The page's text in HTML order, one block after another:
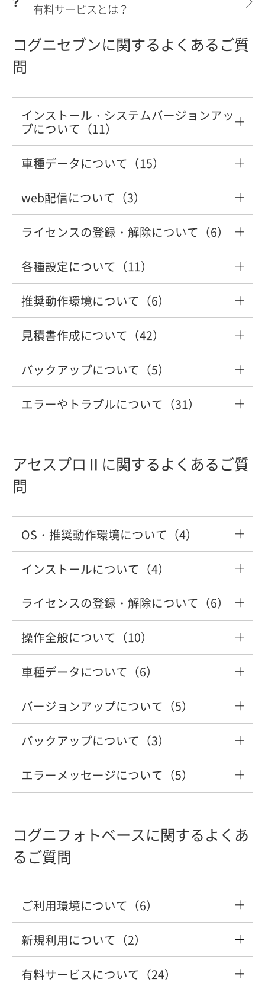
有料サービスとは？
コグニセブンに関するよくあるご質
問
インストール・システムバージョンアッ
プについて（11）
複数のパソコンで利用したい
「ライセンス認証システムが起動中で
す」「コグニセブン・アセスプロⅡをご
使用中の場合は～」のエラーが表示され
る
「ライセンス認証システム」のバージョ
ンアップ手順を教えてください
コグニセブンまたはアセスプロⅡのアン
インストール方法を教えてください
方法を教えてください
いですか？（コグニセブン）
「コグニセブン」のバージョンアップ手
バージョンアップ確認メッセージが表示
されない
システムの自動バージョンアップができ
ません。手動で行うことはできますか？
インストールされているシステムのバー
ジョンを調べる方法はありますか？
教えてください。
車種データについて（15）
「ご利用の車種データには該当の車種が
収録されておりません」のエラーが表示
される
車種データコピー（DVD）が終わらない
DVDは何月に発送されますか？
Web配信で車種データ更新後にDVDが届
いたがどうすればよいですか？
りません」と表示される
車種データが存在しません」と表示され
る
見積を開く際に「車種データの有効期限
が切れています」と表示されてしまう
パソコンを買い替えます。どうしたら良
いですか？（コグニセブン）
車種データ更新中に「フォルダのコピー
に失敗しました」が表示される
新しい車種データをインターネットから
ダウンロードすることはできますか？
車種の訂正データをインターネットから
ダウンロードすることはできますか？
DVDから車種データをコピーする方法を
車種データコピー後にどのような作業が
web配信について（3）
「配信中の差分データはありません」
「配信中の訂正データはありません」と
表示される
新しい車種データをインターネットから
ダウンロードすることはできますか？
(web配信)
車種の訂正データをインターネットから
ダウンロードすることはできますか？
ライセンスの登録・解除について（6）
複数のパソコンで利用したい
ライセンス認証システムを上書きインス
トールしたい
パソコンを買い替えます。どうしたら良
いですか？（コグニセブン）
件がありますか？
い（ライセンスの解除方法）
ライセンスの登録方法を教えてください
（Web登録）
各種設定について（11）
見積書が横向きで印刷されてしまう
会社名や住所等が変わります。どうすれ
ば良いですか？
他のソフト（自動車整備業ソフト等）と
コグニセブンからコグニフォトベースへ
FAINESに連携する機能はありますか？
パソコンを買い替えます。どうしたら良
いですか？（コグニセブン）
コグニセブンにコグニビジョンからのお
知らせを表示させたい
「コグニセブン」の画面サイズを変更す
る方法を教えてください。
変更した材料代割合を、初期値に戻す方
法を教えてください。
コグニセブンで使用するプリンタの設定
はどこで行いますか？
自社情報の変更と、見積書への反映方法
を教えてください
推奨動作環境について（6）
WindowsOSのサポート終了後は利用でき
なくなりますか？
「コグニセブン」には、顧客管理や売上
管理の機能はありますか？
タブレットでコグニセブンを利用できま
パソコンを買い替えます。どうしたら良
いですか？（コグニセブン）
「コグニセブン」の動作環境について教
えてください。
社内ネットワークを構築しているのです
が、ネットワークの環境でも「コグニセ
ブン」は使用できるのですか？
見積書作成について（42）
「費用」に常に表示する項目を追加した
い
カラークリヤ塗装の計上方法について知
りたい
「適格請求書等保存方式（インボイス制
度）」の登録番号などの反映方法につい
て
運転支援システム再設定・調整指数が収
録されている車種を調べたい
運転支援システム再設定・調整指数に関
するQ&A
運転支援システム再設定・調整作業の工
指数ヘルプ（車種別）を見たい
指数テーブルマニュアルを見たい
帳票のタイトルを変更する方法を教えて
ください
バックアップについて（5）
パソコンを買い替えます。どうしたら良
いですか？（コグニセブン）
バックアップした見積の取り込み方法を
顧客情報や自社情報などの「登録情報」
をバックアップする方法と、バックアッ
プしたデータの取り込み方法を教えてく
ださい。
見積ファイルの保存先はどこで確認でき
アップ方法を教えてください
エラーやトラブルについて（31）
収録されておりません」のエラーが表示
部がブロックされています」と表示され
車種データコピー（DVD）が終わらない
が入力できます」のエラーが表示される
見積書が横向きで印刷されてしまう
「List Index out of Bounds」と表示され
る
はフォルダが存在しません」と表示され
る
「利用者データベースの全レコード取得
に失敗しました」と表示される
アセスプロⅡに関するよくあるご質
問
OS・推奨動作環境について（4）
WindowsOSのサポート終了後は利用でき
なくなりますか？
パソコンを買い替えます。どうしたら良
いですか？（アセスプロⅡ）
「アセスプロII」の動作環境を教えてくだ
さい。
社内ネットワークを構築しているのです
が、ネットワークの環境でも「アセスプ
ロII」は使用できるのですか？
インストールについて（4）
複数のパソコンで利用したい
「ライセンス認証システムが起動中で
す」「コグニセブン・アセスプロⅡをご
使用中の場合は～」のエラーが表示され
る
パソコンを買い替えます。どうしたら良
いですか？（アセスプロⅡ）
教えてください。
ライセンスの登録・解除について（6）
複数のパソコンで利用したい
ライセンス認証システムを上書きインス
トールしたい
パソコンを買い替えます。どうしたら良
いですか？（アセスプロⅡ）
件がありますか？
い（ライセンスの解除方法）
ライセンスの登録方法を教えてください
（Web登録）
操作全般について（10）
「費用」に常に表示する項目を追加した
い
自社情報の変更と、見積書への反映方法
を教えてください
て
ば良いですか？
他のソフト（自動車整備業ソフト等）と
車種データについて（6）
DVDは何月に発送されますか？
「アセスプロⅡ」車種データDVD送付回
数変更についてのFAQ
教えてください
りますか？
車種データコピー後にどのような作業が
必要ですか？
バージョンアップについて（5）
「ライセンス認証システムが起動中で
す」「コグニセブン・アセスプロⅡをご
使用中の場合は～」のエラーが表示され
る
「ライセンス認証システム」のバージョ
ンアップ手順を教えてください
「アセスプロⅡ」のバージョンアップ手
順を教えてください
バージョンアップ確認メッセージが表示
バックアップについて（3）
バックアップした見積書の取り込み方法
を教えてください。
顧客情報や自社情報などの「登録情報」
をバックアップする方法と、バックアッ
今まで作成した見積りファイルのバック
アップ方法を教えてください
エラーメッセージについて（5）
部がブロックされています」と表示され
る
す」「コグニセブン・アセスプロⅡをご
る
コグニフォトベースに関するよくあ
るご質問
ご利用環境について（6）
スマートフォンでコグニフォトベースを
利用したい
新規利用について（2）
コグニフォトベースを利用する（新規登
有料サービスについて（24）